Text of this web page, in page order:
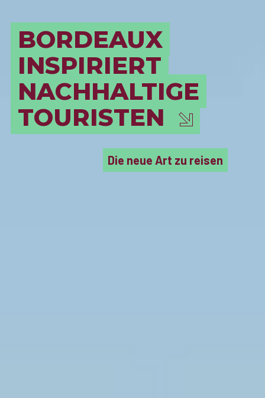
BORDEAUX
UNESCO
Über 350 klassifizierte Gebäude